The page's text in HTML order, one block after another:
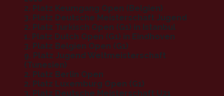
2. Platz Keumgang Open (Belgien)
3. Platz Deutsche Meisterschaft Jugend
2. Platz Turkisch Open (G1) in Istanbul
1. Platz Dutch Open (G1) in Eindhoven
3. Platz Belgien Open (G1)
9. Platz Jugend Weltmeisterschaft
(Tunesien)
2. Platz Berlin Open
2. Platz Luxemburg Open (G1)
3. Platz Deutsche Meisterschaft U21